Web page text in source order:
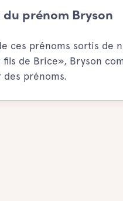
prénom Bryson
ces prénoms sortis de
de Brice», Bryson
prénoms.